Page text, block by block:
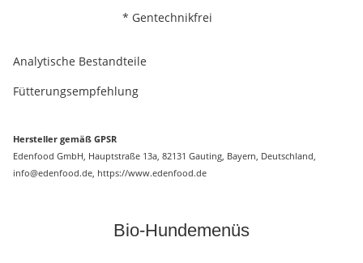
* Gentechnikfrei
Analytische Bestandteile
Fütterungsempfehlung
Hersteller gemäß GPSR
Edenfood GmbH, Hauptstraße 13a, 82131 Gauting, Bayern, Deutschland,
info@edenfood.de, https://www.edenfood.de
Bio-Hundemenüs